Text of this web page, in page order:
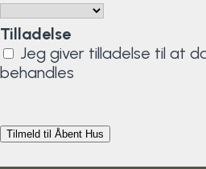
Tilladelse
Jeg giver tilladelse til at
behandles